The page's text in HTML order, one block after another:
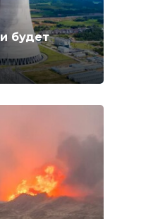
будет